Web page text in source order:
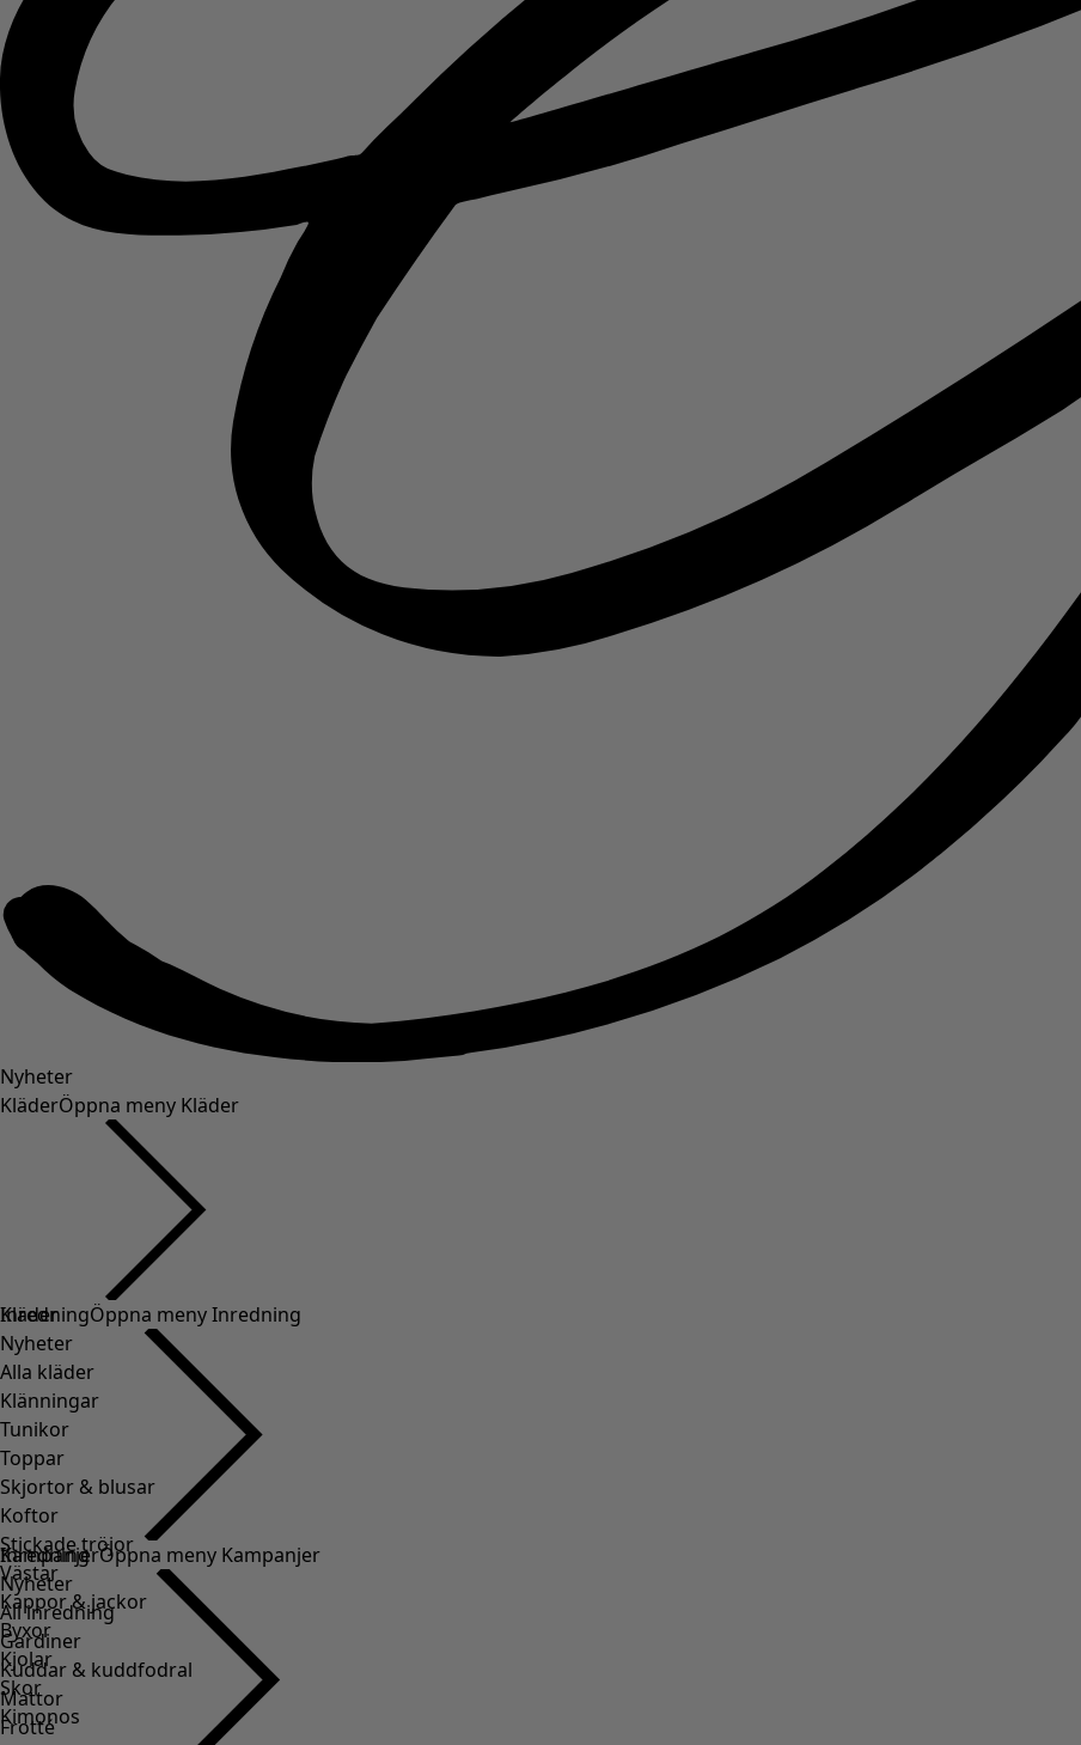
Nyheter
KläderÖppna meny Kläder
Kläder
Nyheter
Alla kläder
Klänningar
Tunikor
Toppar
Skjortor & blusar
Koftor
Stickade tröjor
Västar
Kappor & jackor
Byxor
Kjolar
Skor
Kimonos
InredningÖppna meny Inredning
Inredning
Nyheter
All inredning
Gardiner
Kuddar & kuddfodral
Mattor
Frotté
KampanjerÖppna meny Kampanjer